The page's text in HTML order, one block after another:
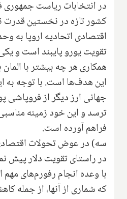
در انتخابات ریاست
کشور تازه در نخستین
اقتصادی اتحادیه اروپا به
تقویت یورو پایبند است و
همکاری هر چه بیشتر با
این هدف‌ها است. با توجه به
جهانی ارز دیگر از فروپاشی
ترسد و این خود زمینه
فراهم آورده است.
سه) در عوض تحولات
در راستای تقویت دلار پیش
با وعده انجام رفورم‌های
که شماری از آنها، از جمله